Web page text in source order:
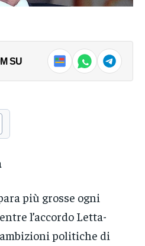
SU
più grosse ogni
l’accordo Letta-
politiche di